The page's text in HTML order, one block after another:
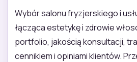
Wybór salonu fryzjerskiego i
łącząca estetykę i zdrowie
portfolio, jakością konsultacji,
cennikiem i opiniami klientów.